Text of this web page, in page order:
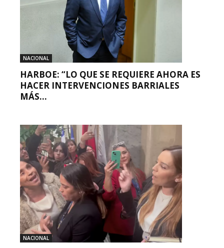
NACIONAL
HARBOE: “LO QUE SE REQUIERE AHORA ES
HACER INTERVENCIONES BARRIALES
MÁS...
NACIONAL